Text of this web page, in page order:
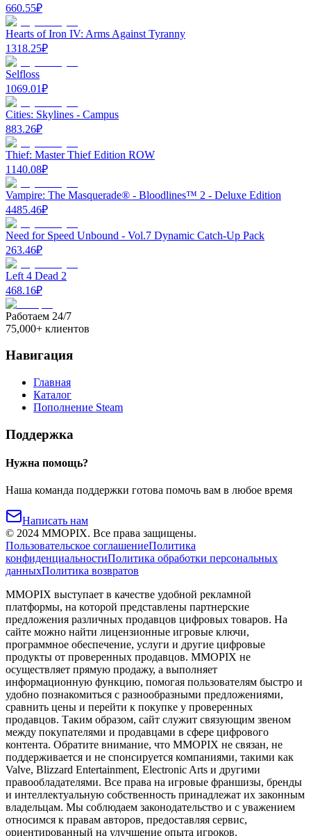
660.55₽
Hearts of Iron IV: Arms Against Tyranny
1318.25₽
Selfloss
1069.01₽
Cities: Skylines - Campus
883.26₽
Thief: Master Thief Edition ROW
1140.08₽
Vampire: The Masquerade® - Bloodlines™ 2 - Deluxe Edition
4485.46₽
Need for Speed Unbound - Vol.7 Dynamic Catch-Up Pack
263.46₽
Left 4 Dead 2
468.16₽
Работаем 24/7
75,000+ клиентов
Навигация
Главная
Каталог
Пополнение Steam
Поддержка
Нужна помощь?
Наша команда поддержки готова помочь вам в любое время
Написать нам
© 2024 MMOPIX. Все права защищены.
Пользовательское соглашениеПолитика
конфиденциальностиПолитика обработки персональных
данныхПолитика возвратов
MMOPIX выступает в качестве удобной рекламной
платформы, на которой представлены партнерские
предложения различных продавцов цифровых товаров. На
сайте можно найти лицензионные игровые ключи,
программное обеспечение, услуги и другие цифровые
продукты от проверенных продавцов. MMOPIX не
осуществляет прямую продажу, а выполняет
информационную функцию, помогая пользователям быстро и
удобно познакомиться с разнообразными предложениями,
сравнить цены и перейти к покупке у проверенных
продавцов. Таким образом, сайт служит связующим звеном
между покупателями и продавцами в сфере цифрового
контента. Обратите внимание, что MMOPIX не связан, не
поддерживается и не спонсируется компаниями, такими как
Valve, Blizzard Entertainment, Electronic Arts и другими
правообладателями. Все права на игровые франшизы, бренды
и интеллектуальную собственность принадлежат их законным
владельцам. Мы соблюдаем законодательство и с уважением
относимся к правам авторов, предоставляя сервис,
ориентированный на улучшение опыта игроков.